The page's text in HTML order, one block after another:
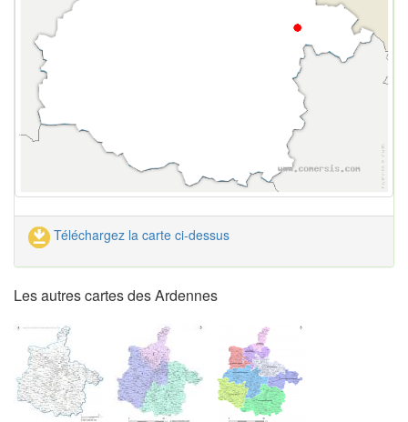
Téléchargez la carte ci-dessus
Les autres cartes des Ardennes